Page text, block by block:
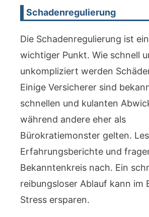
Schadenregulierung
Die Schadenregulierung ist
wichtiger Punkt. Wie schnell
unkompliziert werden
Einige Versicherer sind
schnellen und kulanten
während andere eher als
Bürokratiemonster gelten.
Erfahrungsberichte und
Bekanntenkreis nach. Ein
reibungsloser Ablauf kann im
Stress ersparen.